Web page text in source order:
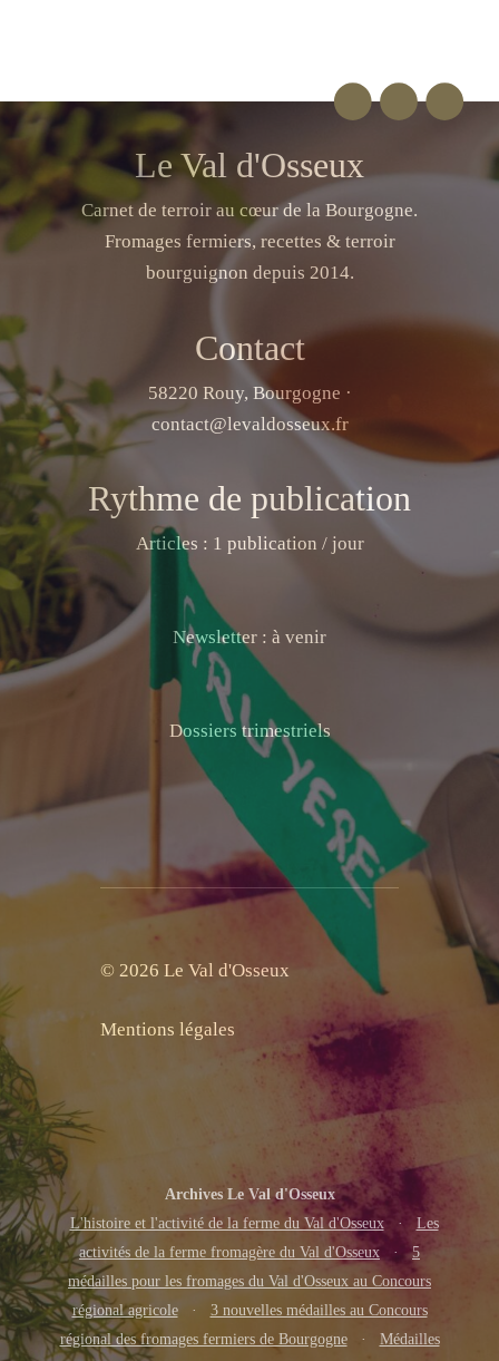
Le Val d'Osseux
Carnet de terroir au cœur de la Bourgogne.
Fromages fermiers, recettes & terroir
bourguignon depuis 2014.
Contact
58220 Rouy, Bourgogne ·
contact@levaldosseux.fr
Rythme de publication
Articles : 1 publication / jour
Newsletter : à venir
Dossiers trimestriels
© 2026 Le Val d'Osseux
Mentions légales
Archives Le Val d'Osseux
L'histoire et l'activité de la ferme du Val d'Osseux
·
Les
activités de la ferme fromagère du Val d'Osseux
·
5
médailles pour les fromages du Val d'Osseux au Concours
régional agricole
·
3 nouvelles médailles au Concours
régional des fromages fermiers de Bourgogne
·
Médailles